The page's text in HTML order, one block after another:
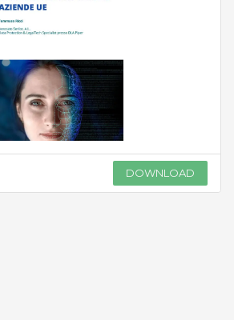
DOWNLOAD